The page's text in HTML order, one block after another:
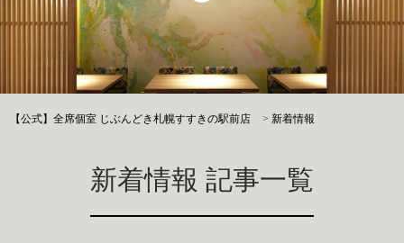
【公式】全席個室 じぶんどき札幌すすきの駅前店 >新着情報
新着情報 記事一覧